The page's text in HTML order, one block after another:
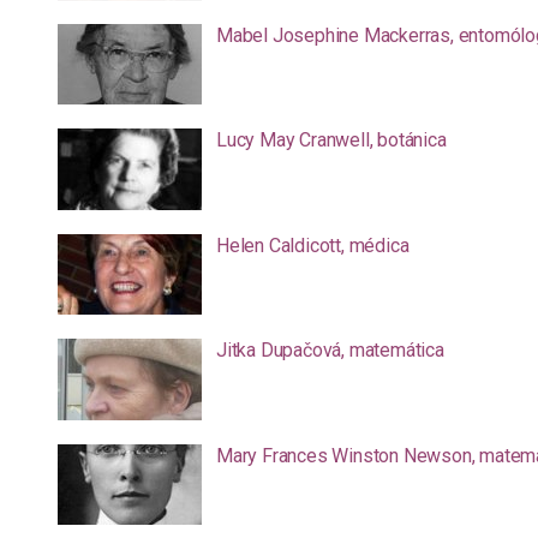
Mabel Josephine Mackerras,
Lucy May Cranwell, botánica
Helen Caldicott, médica
Jitka Dupačová, matemática
Mary Frances Winston Newson,